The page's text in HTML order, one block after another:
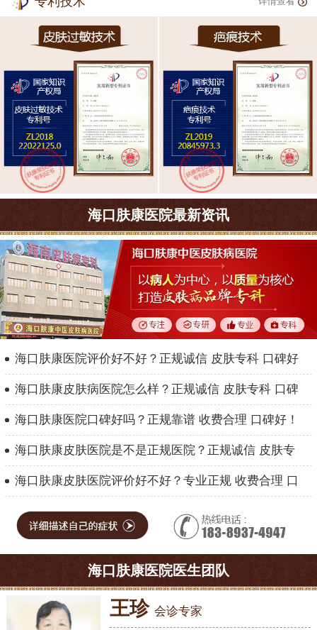
海口肤康医院最新资讯
海口肤康医院评价好不好？正规诚信 皮肤专科 口碑好
海口肤康皮肤病医院怎么样？正规诚信 皮肤专科 口碑
海口肤康医院口碑好吗？正规靠谱 收费合理 口碑好！
海口肤康皮肤医院是不是正规医院？正规诚信 皮肤专
海口肤康皮肤医院评价好不好？专业正规 收费合理 口
海口肤康医院医生团队
王珍 会诊专家